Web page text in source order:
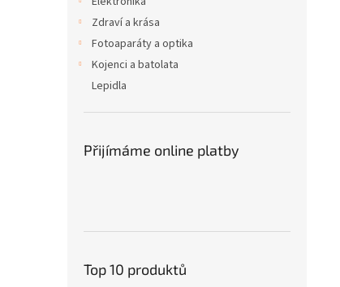
Zdraví a krása
Fotoaparáty a optika
Kojenci a batolata
Lepidla
Přijímáme online platby
Top 10 produktů